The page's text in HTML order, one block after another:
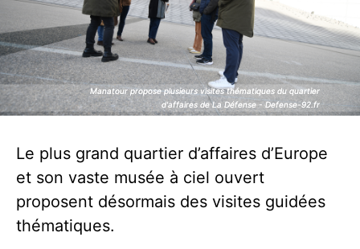
Manatour propose plusieurs visites thématiques du quartier
d'affaires de La Défense - Defense-92.fr
Manatour propose plusieurs visites thématiques du quartier
d'affaires de La Défense - Defense-92.fr
Le plus grand quartier d’affaires d’Europe
et son vaste musée à ciel ouvert
proposent désormais des visites guidées
thématiques.